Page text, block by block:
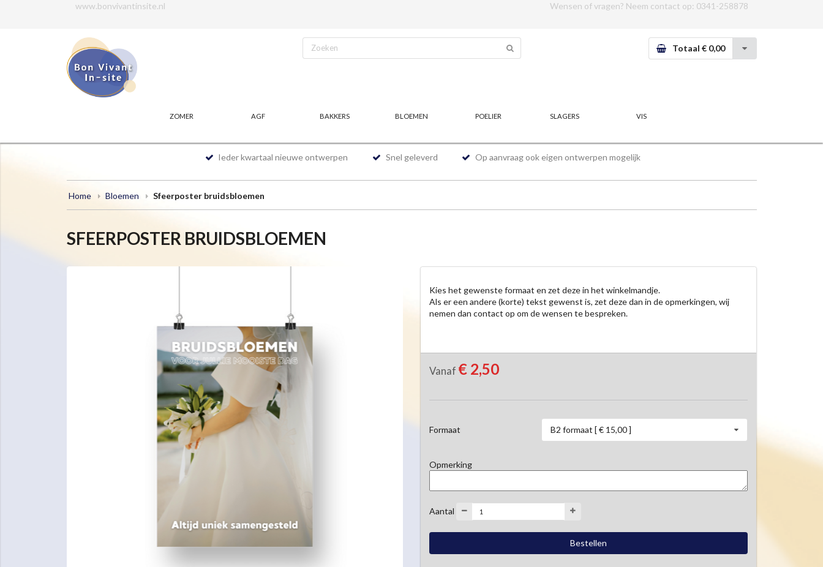
www.bonvivantinsite.nl Wensen of vragen? Neem contact op: 0341-258878
Totaal € 0,00
ZOMER AGF BAKKERS BLOEMEN POELIER SLAGERS VIS
Ieder kwartaal nieuwe ontwerpen Snel geleverd Op aanvraag ook eigen ontwerpen mogelijk
Home Bloemen Sfeerposter bruidsbloemen
SFEERPOSTER BRUIDSBLOEMEN
Kies het gewenste formaat en zet deze in het winkelmandje.
Als er een andere (korte) tekst gewenst is, zet deze dan in de opmerkingen, wij
nemen dan contact op om de wensen te bespreken.
Vanaf € 2,50
Formaat B2 formaat [ € 15,00 ]
Opmerking
Aantal